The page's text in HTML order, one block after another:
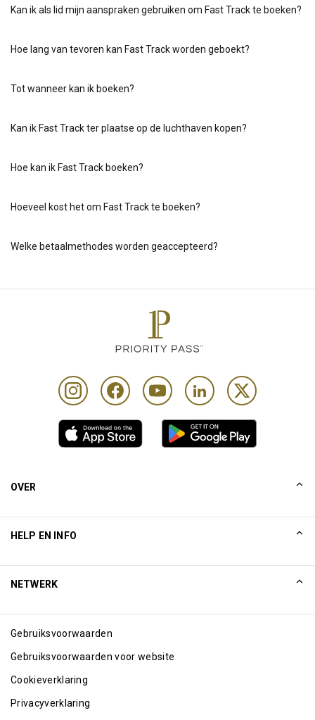
Kan ik als lid mijn aanspraken gebruiken om Fast Track te boeken?
Hoe lang van tevoren kan Fast Track worden geboekt?
Tot wanneer kan ik boeken?
Kan ik Fast Track ter plaatse op de luchthaven kopen?
Hoe kan ik Fast Track boeken?
Hoeveel kost het om Fast Track te boeken?
Welke betaalmethodes worden geaccepteerd?
OVER
Excellence Awards
Blog
HELP EN INFO
NETWERK
Gebruiksvoorwaarden
Gebruiksvoorwaarden voor website
Cookieverklaring
Privacyverklaring